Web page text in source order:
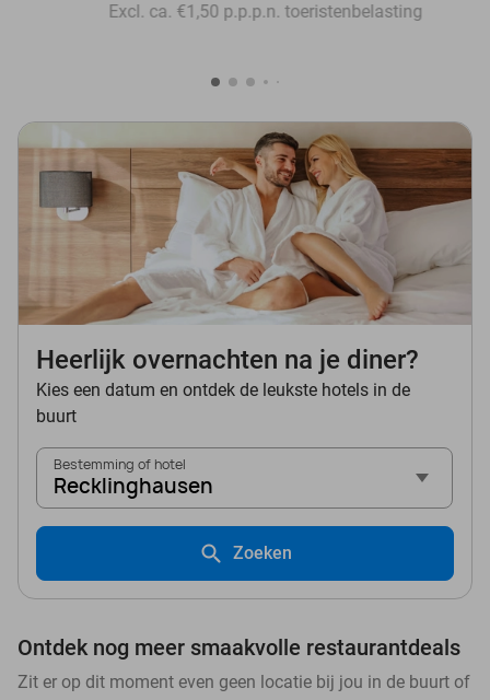
Excl. ca. €1,50 p.p.p.n. toeristenbelasting
Heerlijk overnachten na je diner?
Kies een datum en ontdek de leukste hotels in de
buurt
Bestemming of hotel
Recklinghausen
Zoeken
Ontdek nog meer smaakvolle restaurantdeals
Zit er op dit moment even geen locatie bij jou in de buurt of